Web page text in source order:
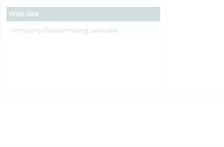
Web Site
company.detail.missing_website